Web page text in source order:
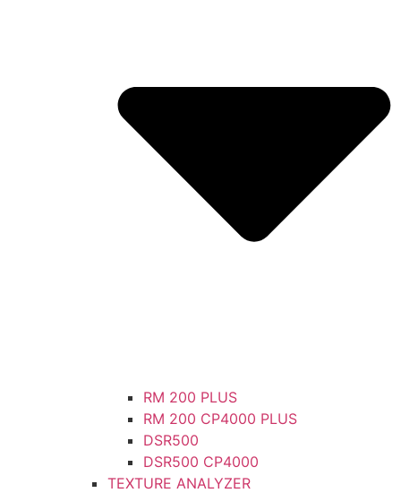
RM 200 PLUS
RM 200 CP4000 PLUS
DSR500
DSR500 CP4000
TEXTURE ANALYZER